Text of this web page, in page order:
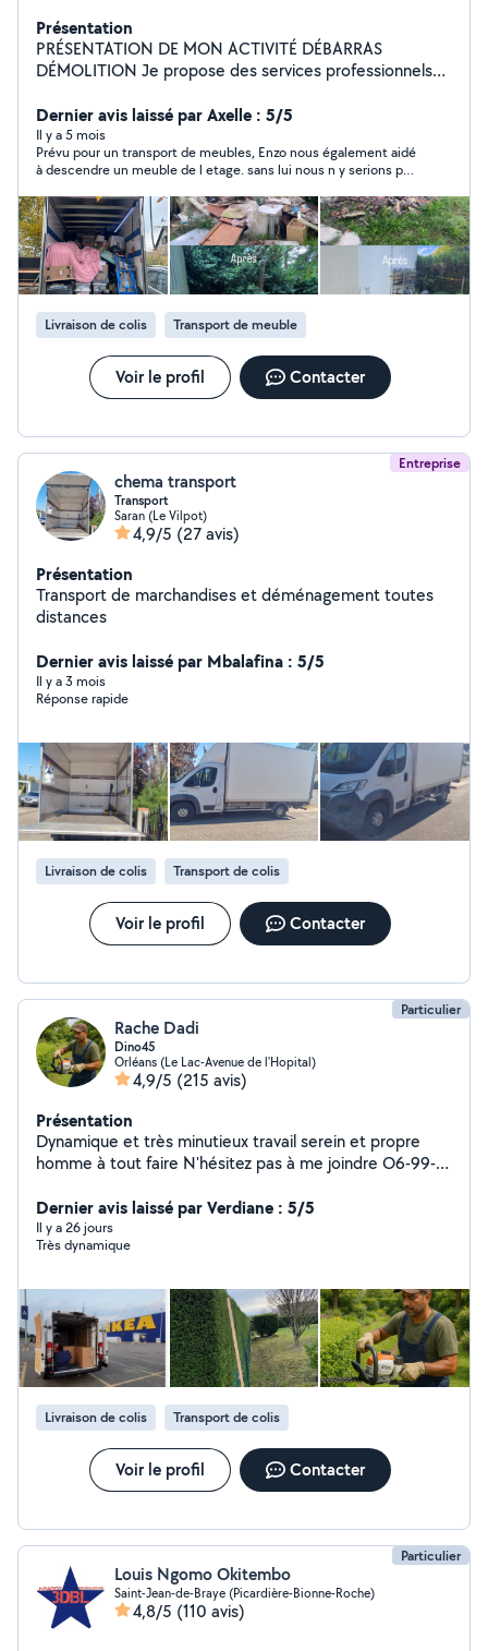
Présentation
PRÉSENTATION DE MON ACTIVITÉ DÉBARRAS
DÉMOLITION Je propose des services professionnels
débarras, de la démolition et du transport. Mon objectif
est simple : offrir un travail rapide, propre et efficace,
toujours avec des tarifs très avantageux. Je suis une
personne TRÈS SÉRIEUSE, FIABLE et
PROFESSIONNELLE. Chaque travail est réalisé avec
attention et responsabilité afin de garantir la
satisfaction totale de mes clients.
Dernier avis laissé par Axelle : 5/5
Il y a 5 mois
Prévu pour un transport de meubles, Enzo nous également aidé
à descendre un meuble de l etage. sans lui nous n y serions pas
Livraison de colis Transport de meuble
Voir le profil Contacter
Entreprise
chema transport
Transport
Saran (Le Vilpot)
4,9/5 (27 avis)
Présentation
Transport de marchandises et déménagement toutes
distances
Dernier avis laissé par Mbalafina : 5/5
Il y a 3 mois
Réponse rapide
Livraison de colis Transport de colis
Voir le profil Contacter
Particulier
Rache Dadi
Dino45
Orléans (Le Lac-Avenue de l'Hopital)
4,9/5 (215 avis)
Présentation
Dynamique et très minutieux travail serein et propre
homme à tout faire N'hésitez pas à me joindre O6-99-
Dernier avis laissé par Verdiane : 5/5
Il y a 26 jours
Très dynamique
Livraison de colis Transport de colis
Voir le profil Contacter
Particulier
Louis Ngomo Okitembo
Saint-Jean-de-Braye (Picardière-Bionne-Roche)
4,8/5 (110 avis)